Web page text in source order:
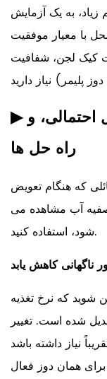
به یک آزمایش
با معیار موفقیت
کیک لجن، شفافیت
▶احتمالی، و
راه حل ها
که هنگام تعویض
آب مشاهده می
شود، استفاده کنید.
کاهش یابد
شوید که نرخ تغذیه
شده است. تغییر